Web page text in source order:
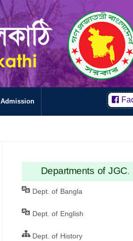
Admission
Departments of JGC.
Dept. of Bangla
Dept. of English
Dept. of History